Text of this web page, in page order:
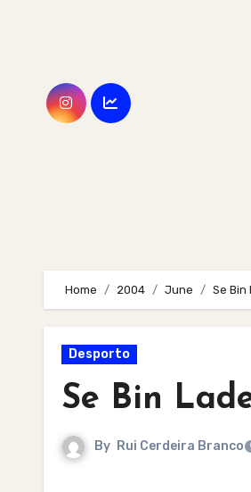
Home 2004 June Se
Desporto
Se Bin
By Rui Cerdeira Branco